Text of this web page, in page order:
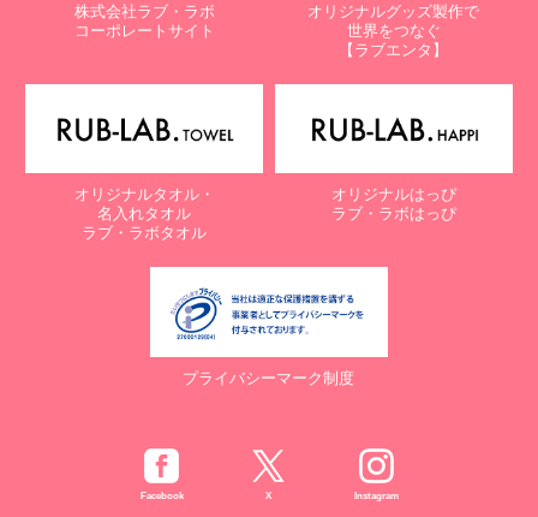
株式会社ラブ・ラボ
コーポレートサイト
オリジナルグッズ製作で
世界をつなぐ
【ラブエンタ】
オリジナルタオル・
名入れタオル
ラブ・ラボタオル
オリジナルはっぴ
ラブ・ラボはっぴ
プライバシーマーク制度
Facebook X Instagram